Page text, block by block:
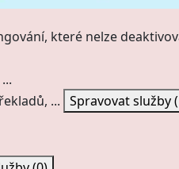
které nelze
... Spravovat služby